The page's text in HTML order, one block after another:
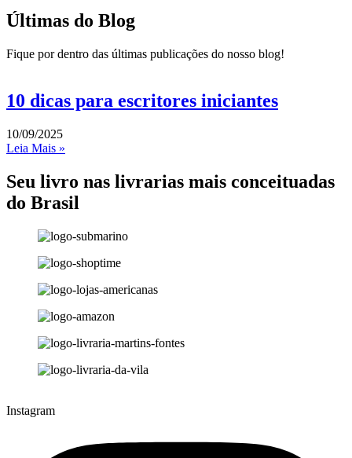
Últimas do Blog
Fique por dentro das últimas publicações do nosso blog!
10 dicas para escritores iniciantes
10/09/2025
Leia Mais »
Seu livro nas livrarias mais conceituadas
do Brasil
Instagram